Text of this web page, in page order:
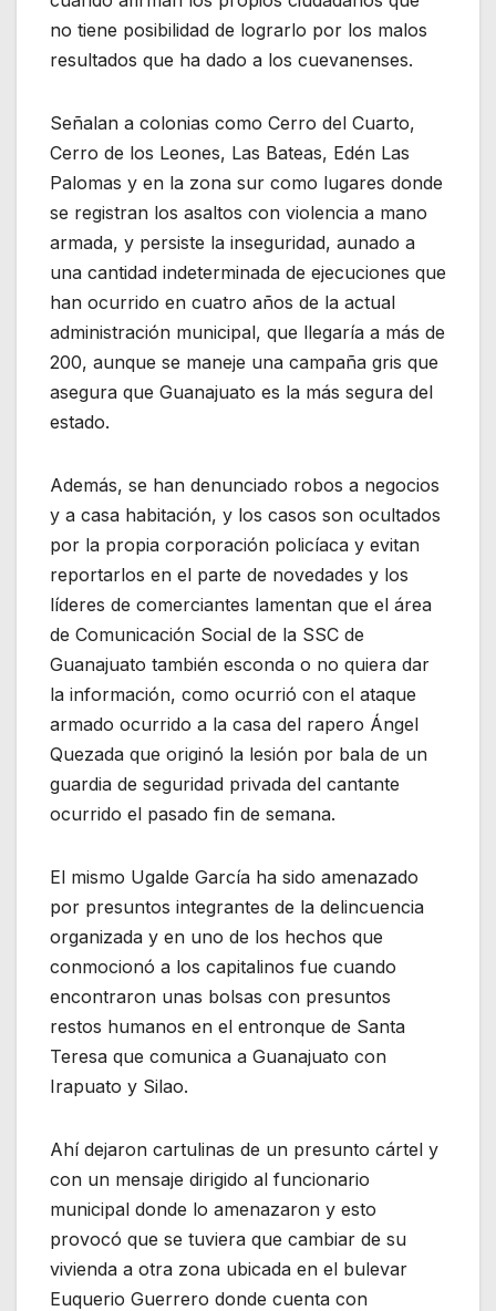
no tiene posibilidad de lograrlo por los malos
resultados que ha dado a los cuevanenses.
Señalan a colonias como Cerro del Cuarto,
Cerro de los Leones, Las Bateas, Edén Las
Palomas y en la zona sur como lugares donde
se registran los asaltos con violencia a mano
armada, y persiste la inseguridad, aunado a
una cantidad indeterminada de ejecuciones que
han ocurrido en cuatro años de la actual
administración municipal, que llegaría a más de
200, aunque se maneje una campaña gris que
asegura que Guanajuato es la más segura del
estado.
Además, se han denunciado robos a negocios
y a casa habitación, y los casos son ocultados
por la propia corporación policíaca y evitan
reportarlos en el parte de novedades y los
líderes de comerciantes lamentan que el área
de Comunicación Social de la SSC de
Guanajuato también esconda o no quiera dar
la información, como ocurrió con el ataque
armado ocurrido a la casa del rapero Ángel
Quezada que originó la lesión por bala de un
guardia de seguridad privada del cantante
ocurrido el pasado fin de semana.
El mismo Ugalde García ha sido amenazado
por presuntos integrantes de la delincuencia
organizada y en uno de los hechos que
conmocionó a los capitalinos fue cuando
encontraron unas bolsas con presuntos
restos humanos en el entronque de Santa
Teresa que comunica a Guanajuato con
Irapuato y Silao.
Ahí dejaron cartulinas de un presunto cártel y
con un mensaje dirigido al funcionario
municipal donde lo amenazaron y esto
provocó que se tuviera que cambiar de su
vivienda a otra zona ubicada en el bulevar
Euquerio Guerrero donde cuenta con